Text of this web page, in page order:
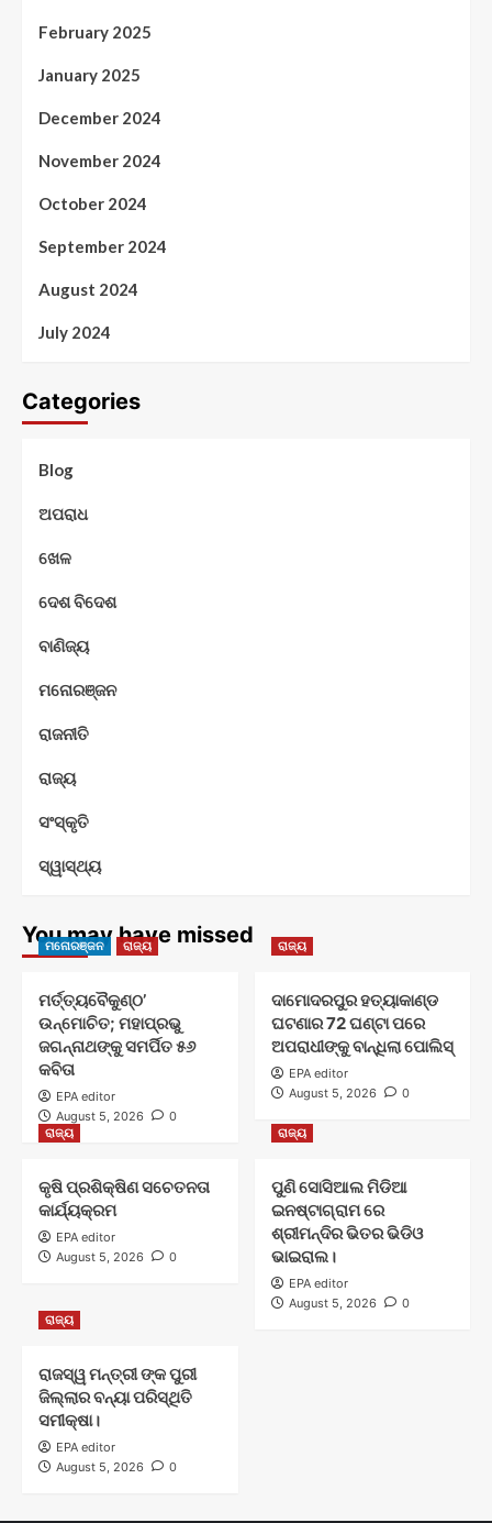
February 2025
January 2025
December 2024
November 2024
October 2024
September 2024
August 2024
July 2024
Categories
Blog
ଅପରାଧ
ଖେଳ
ଦେଶ ବିଦେଶ
ବାଣିଜ୍ୟ
ମନୋରଞ୍ଜନ
ରାଜନୀତି
ରାଜ୍ୟ
ସଂସ୍କୃତି
ସ୍ୱାସ୍ଥ୍ୟ
You may have missed
ମନୋରଞ୍ଜନ ରାଜ୍ୟ
ମର୍ତ୍ତ୍ୟବୈକୁଣ୍ଠ’
ଉନ୍ମୋଚିତ; ମହାପ୍ରଭୁ
ଜଗନ୍ନାଥଙ୍କୁ ସମର୍ପିତ ୫୬
କବିତା
EPA editor
August 5, 2026
0
ରାଜ୍ୟ
ଦାମୋଦରପୁର ହତ୍ୟାକାଣ୍ଡ
ଘଟଣାର 72 ଘଣ୍ଟା ପରେ
ଅପରାଧୀଙ୍କୁ ବାନ୍ଧିଲା ପୋଲିସ୍
EPA editor
August 5, 2026
0
ରାଜ୍ୟ
କୃଷି ପ୍ରଶିକ୍ଷିଣ ସଚେତନତା
କାର୍ଯ୍ୟକ୍ରମ
EPA editor
August 5, 2026
0
ରାଜ୍ୟ
ପୁଣି ସୋସିଆଲ ମିଡିଆ
ଇନଷ୍ଟାଗ୍ରାମ ରେ
ଶ୍ରୀମନ୍ଦିର ଭିତର ଭିଡିଓ
ଭାଇରାଲ।
EPA editor
August 5, 2026
0
ରାଜ୍ୟ
ରାଜସ୍ୱ ମନ୍ତ୍ରୀ ଙ୍କ ପୁରୀ
ଜିଲ୍ଲାର ବନ୍ୟା ପରିସ୍ଥିତି
ସମୀକ୍ଷା।
EPA editor
August 5, 2026
0